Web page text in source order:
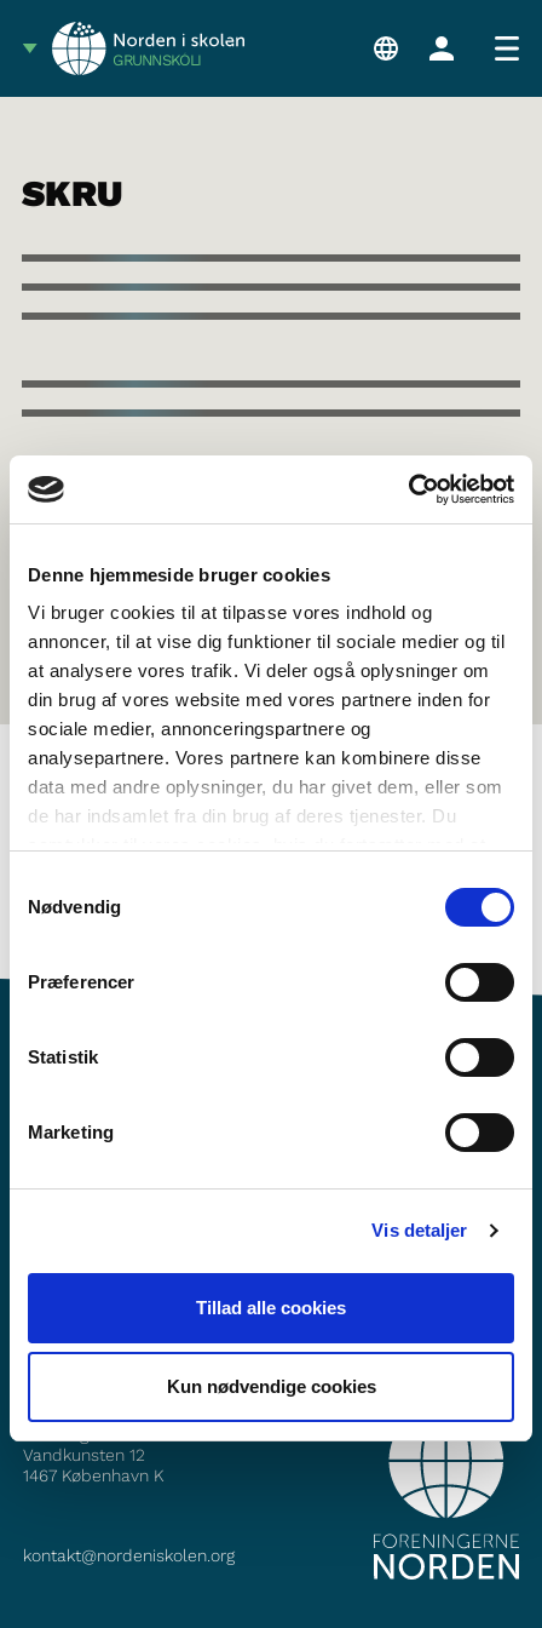
Denne hjemmeside bruger cookies
Vi bruger cookies til at tilpasse vores indhold og
annoncer, til at vise dig funktioner til sociale medier og til
at analysere vores trafik. Vi deler også oplysninger om
din brug af vores website med vores partnere inden for
sociale medier, annonceringspartnere og
analysepartnere. Vores partnere kan kombinere disse
data med andre oplysninger, du har givet dem, eller som
de har indsamlet fra din brug af deres tjenester. Du
Nødvendig
Præferencer
Statistik
Marketing
Vis detaljer
Tillad alle cookies
Kun nødvendige cookies
GRUNNSKÓLI
TAGS
4.-5. bekkur 6.-7. bekkur Tungumál
Stuttmyndir
<1 kennslustund
SKRU
Viltu vita meira um Norden i skolen?
Áskrift að fréttabréfinu okkar
HAFÐU SAMBAND
Vandkunsten 12
1467 København K
kontakt@nordeniskolen.org